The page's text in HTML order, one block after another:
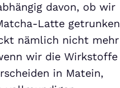
davon, ob wir
Latte getrunken
nämlich nicht mehr
wir die Wirkstoffe
in Matein,